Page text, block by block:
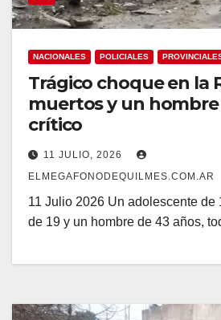
NACIONALES POLICIALES
Trágico choque en la
muertos y un
crítico
11 JULIO, 2026
ELMEGAFONODEQUILMES.COM.AR
11 Julio 2026 Un adolescente de
de 19 y un hombre de 43 años,